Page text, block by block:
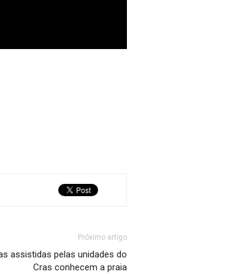
Próximo artigo
assistidas pelas unidades do
Cras conhecem a praia